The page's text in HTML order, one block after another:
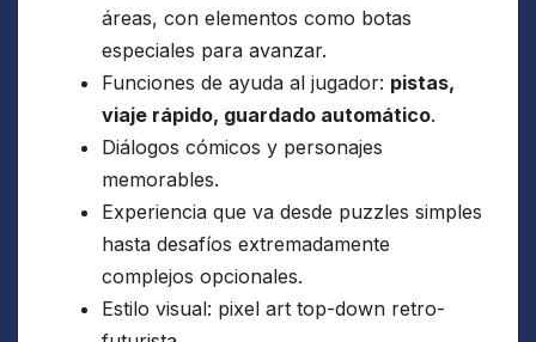
áreas, con elementos como botas
especiales para avanzar.
Funciones de ayuda al jugador: pistas,
viaje rápido, guardado automático.
Diálogos cómicos y personajes
memorables.
Experiencia que va desde puzzles simples
hasta desafíos extremadamente
complejos opcionales.
Estilo visual: pixel art top-down retro-